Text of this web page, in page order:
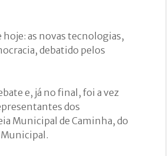
as novas tecnologias,
debatido pelos
e, já no final, foi a vez
dos
Municipal de Caminha, do
Municipal.